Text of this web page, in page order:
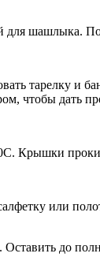
шашлыка.
тарелку и
чтобы дать
Крышки
или
до